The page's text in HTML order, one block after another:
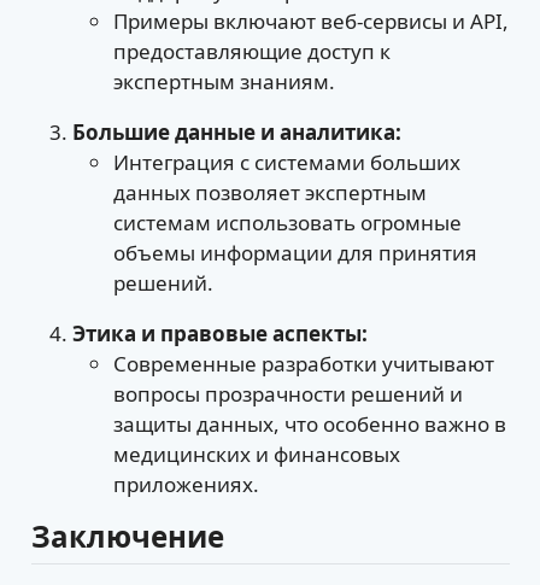
Примеры включают веб-сервисы и API,
предоставляющие доступ к
экспертным знаниям.
Большие данные и аналитика:
Интеграция с системами больших
данных позволяет экспертным
системам использовать огромные
объемы информации для принятия
решений.
Этика и правовые аспекты:
Современные разработки учитывают
вопросы прозрачности решений и
защиты данных, что особенно важно в
медицинских и финансовых
приложениях.
Заключение